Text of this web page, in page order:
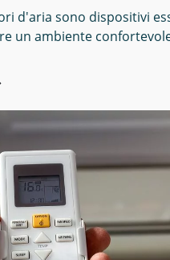
d'aria sono dispositivi
un ambiente